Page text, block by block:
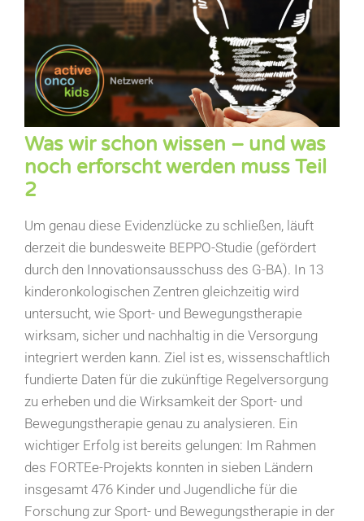
Was wir schon wissen – und was
noch erforscht werden muss Teil
2
Um genau diese Evidenzlücke zu schließen, läuft
derzeit die bundesweite BEPPO-Studie (gefördert
durch den Innovationsausschuss des G-BA). In 13
kinderonkologischen Zentren gleichzeitig wird
untersucht, wie Sport- und Bewegungstherapie
wirksam, sicher und nachhaltig in die Versorgung
integriert werden kann. Ziel ist es, wissenschaftlich
fundierte Daten für die zukünftige Regelversorgung
zu erheben und die Wirksamkeit der Sport- und
Bewegungstherapie genau zu analysieren. Ein
wichtiger Erfolg ist bereits gelungen: Im Rahmen
des FORTEe-Projekts konnten in sieben Ländern
insgesamt 476 Kinder und Jugendliche für die
Forschung zur Sport- und Bewegungstherapie in der